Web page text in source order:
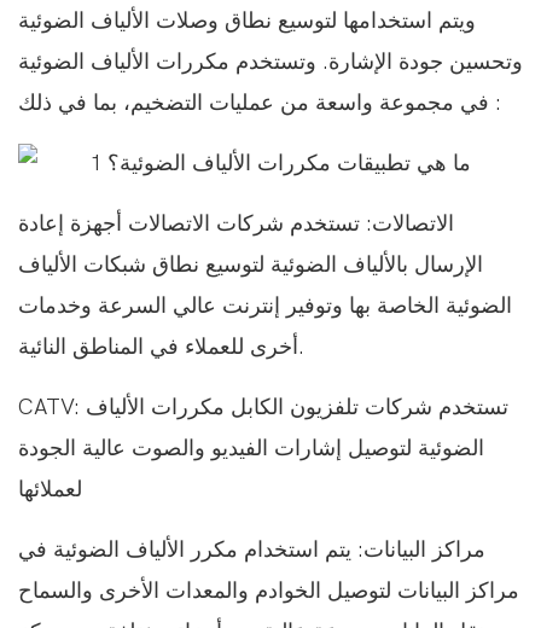
ويتم استخدامها لتوسيع نطاق وصلات الألياف الضوئية
وتحسين جودة الإشارة. وتستخدم مكررات الألياف الضوئية
في مجموعة واسعة من عمليات التضخيم، بما في ذلك :
الاتصالات: تستخدم شركات الاتصالات أجهزة إعادة
الإرسال بالألياف الضوئية لتوسيع نطاق شبكات الألياف
الضوئية الخاصة بها وتوفير إنترنت عالي السرعة وخدمات
أخرى للعملاء في المناطق النائية.
CATV: تستخدم شركات تلفزيون الكابل مكررات الألياف
الضوئية لتوصيل إشارات الفيديو والصوت عالية الجودة
مراكز البيانات: يتم استخدام مكرر الألياف الضوئية في
مراكز البيانات لتوصيل الخوادم والمعدات الأخرى والسماح